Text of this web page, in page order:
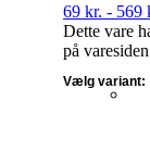
69 kr. - 569
Vælg variant:
Dette vare
på varesiden